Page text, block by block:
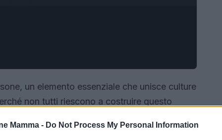
Mamma - Do Not Process My Personal Information
un elemento essenziale che unisce culture
non tutti riescono a costruire questo
la figura del logopedista. Questo
e della comunicazione, ha un ruolo